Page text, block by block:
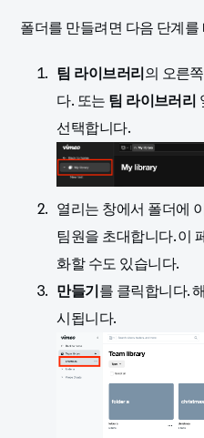
폴더를 만들려면 다음 단계를
팀 라이브러리의 오른
다. 또는팀 라이브러리
선택합니다.
열리는 창에서 폴더에
팀원을 초대합니다. 이
화할 수도 있습니다.
만들기를 클릭합니다.
시됩니다.